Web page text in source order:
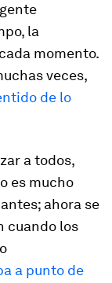
la
momento.
veces,
de lo
a todos,
es mucho
ahora se
cuando los
a punto de